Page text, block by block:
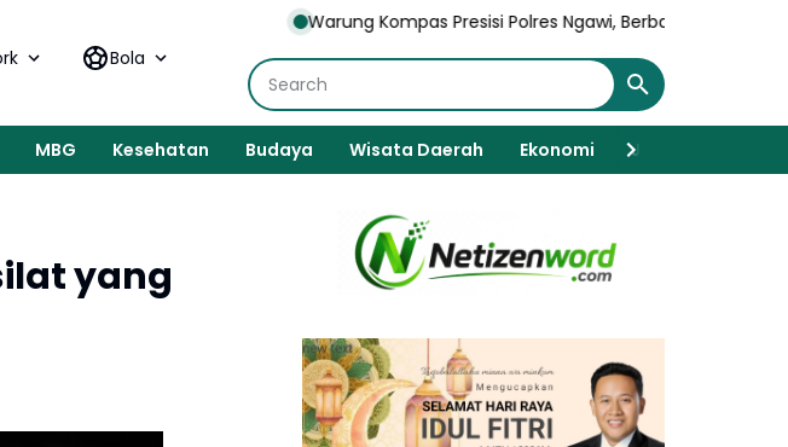
Warung Kompas Presisi Polres Ngawi, Berbagi Makan Gratis Dan Serap
Bola
MBG Kesehatan Budaya Wisata Daerah Ekonomi Javanese
yang